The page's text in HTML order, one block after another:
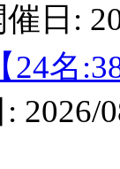
催日:
24名
2026/